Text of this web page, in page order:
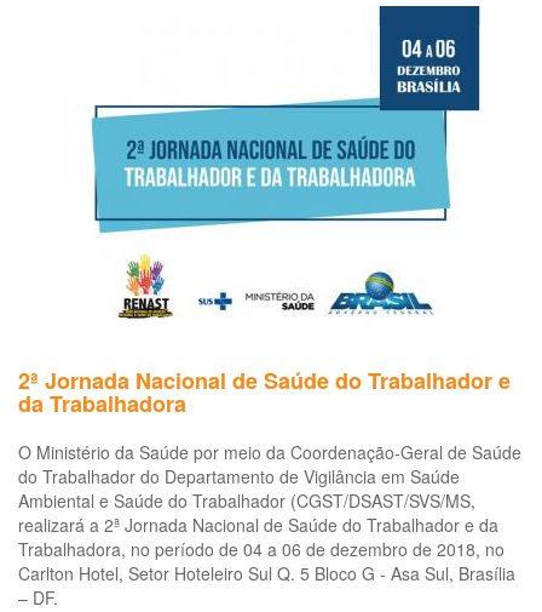
2ª Jornada Nacional de Saúde do Trabalhador e
da Trabalhadora
O Ministério da Saúde por meio da Coordenação-Geral de Saúde
do Trabalhador do Departamento de Vigilância em Saúde
Ambiental e Saúde do Trabalhador (CGST/DSAST/SVS/MS,
realizará a 2ª Jornada Nacional de Saúde do Trabalhador e da
Trabalhadora, no período de 04 a 06 de dezembro de 2018, no
Carlton Hotel, Setor Hoteleiro Sul Q. 5 Bloco G - Asa Sul, Brasília
– DF.